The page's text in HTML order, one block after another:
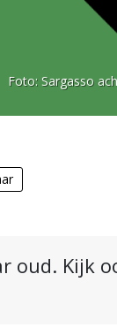
Foto: Sargasso
oud. Kijk